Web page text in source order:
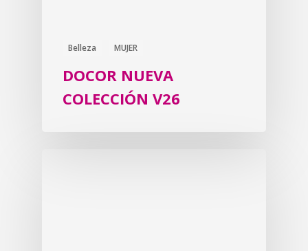
Belleza MUJER
DOCOR NUEVA
COLECCIÓN V26